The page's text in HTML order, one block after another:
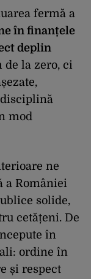
fermă a
în finanțele
deplin
de la zero, ci
mod
ne
a României
solide,
cetățeni. De
în
ordine în
și respect